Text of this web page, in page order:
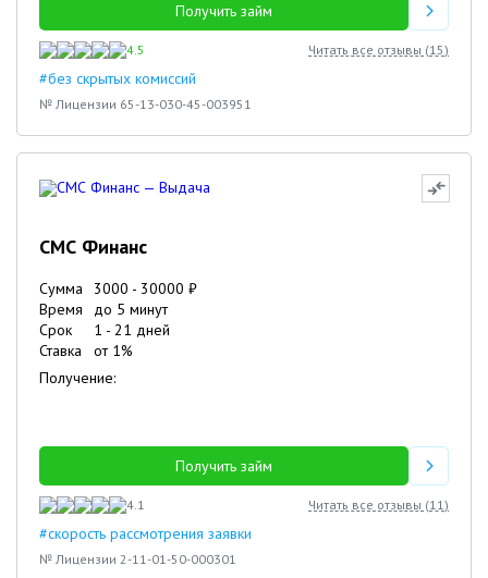
Получить займ
4.5 Читать все отзывы (15)
#без скрытых комиссий
№ Лицензии 65-13-030-45-003951
СМС Финанс
Сумма 3000 - 30000 ₽
Время
до 5 минут
Срок
1 - 21 дней
Ставка
от 1%
Получение:
Получить займ
4.1 Читать все отзывы (11)
#скорость рассмотрения заявки
№ Лицензии 2-11-01-50-000301